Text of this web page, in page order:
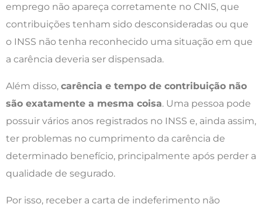
emprego não apareça corretamente no CNIS, que
contribuições tenham sido desconsideradas ou que
o INSS não tenha reconhecido uma situação em que
a carência deveria ser dispensada.
Além disso, carência e tempo de contribuição não
são exatamente a mesma coisa. Uma pessoa pode
possuir vários anos registrados no INSS e, ainda assim,
ter problemas no cumprimento da carência de
determinado benefício, principalmente após perder a
qualidade de segurado.
Por isso, receber a carta de indeferimento não